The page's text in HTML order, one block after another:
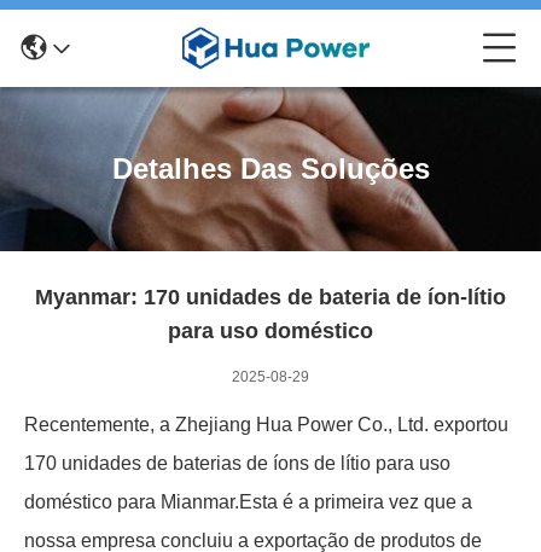
Detalhes Das Soluções
Myanmar: 170 unidades de bateria de íon-lítio
para uso doméstico
2025-08-29
Recentemente, a Zhejiang Hua Power Co., Ltd. exportou
170 unidades de baterias de íons de lítio para uso
doméstico para Mianmar.Esta é a primeira vez que a
nossa empresa concluiu a exportação de produtos de